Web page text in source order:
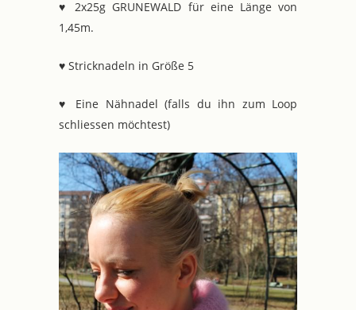
♥ 2x25g GRUNEWALD für eine Länge von
1,45m.
♥ Stricknadeln in Größe 5
♥ Eine Nähnadel (falls du ihn zum Loop
schliessen möchtest)